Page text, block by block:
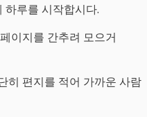
루를 시작합시다.
이지를 간추려 모으거
히 편지를 적어 가까운 사람